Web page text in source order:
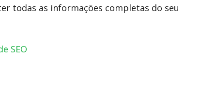
todas as informações completas do seu
SEO